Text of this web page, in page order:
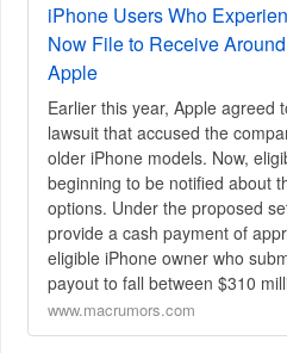
iPhone Users Who
Now File to Receive
Apple
Earlier this year, Apple agreed
lawsuit that accused the
older iPhone models. Now,
beginning to be notified about
options. Under the proposed
provide a cash payment of
eligible iPhone owner who
payout to fall between $310
www.macrumors.com